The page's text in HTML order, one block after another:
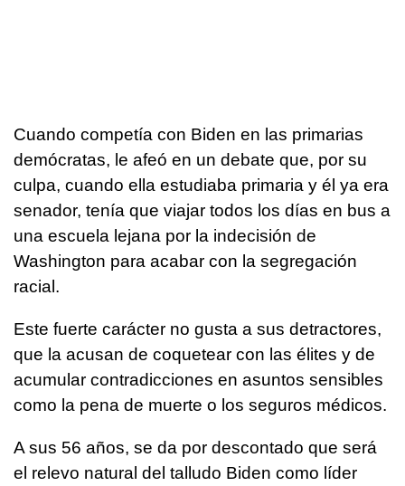
Cuando competía con Biden en las primarias
demócratas, le afeó en un debate que, por su
culpa, cuando ella estudiaba primaria y él ya era
senador, tenía que viajar todos los días en bus a
una escuela lejana por la indecisión de
Washington para acabar con la segregación
racial.
Este fuerte carácter no gusta a sus detractores,
que la acusan de coquetear con las élites y de
acumular contradicciones en asuntos sensibles
como la pena de muerte o los seguros médicos.
A sus 56 años, se da por descontado que será
el relevo natural del talludo Biden como líder